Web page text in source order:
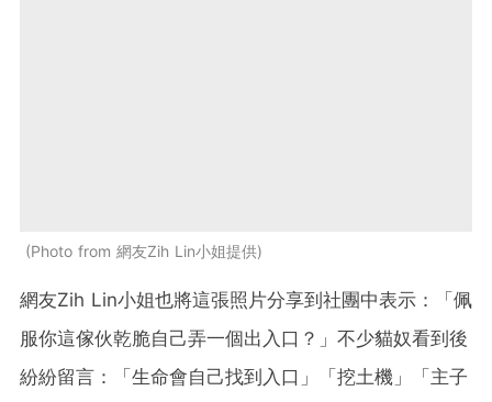
Photo from 網友Zih Lin小姐提供
網友Zih Lin小姐也將這張照片分享到社團中表示：「佩
服你這傢伙乾脆自己弄一個出入口？」不少貓奴看到後
紛紛留言：「生命會自己找到入口」「挖土機」「主子